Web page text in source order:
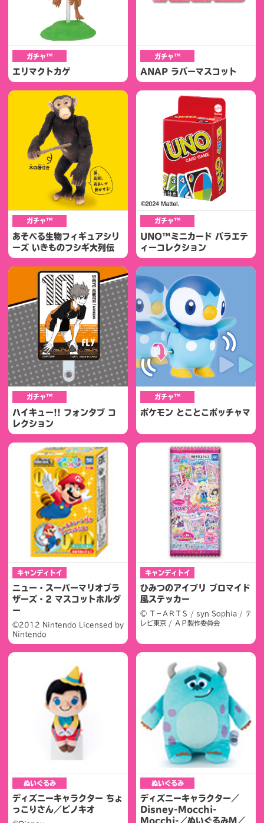
ガチャ™
エリマクトカゲ
ガチャ™
ANAP ラバーマスコット
ガチャ™
あそべる生物フィギュアシリ
ーズ いきものフシギ大列伝
ガチャ™
UNO™​ ミニカード バラエテ
ィーコレクション
ガチャ™
ハイキュー!! フォンタブ コ
レクション
ガチャ™
ポケモン とことこポッチャマ
キャンディトイ
ニュー・スーパーマリオブラ
ザーズ・2 マスコットホルダ
ー
©2012 Nintendo Licensed by
Nintendo
キャンディトイ
ひみつのアイプリ ブロマイド
風ステッカー
© Ｔ－ＡＲＴＳ / syn Sophia / テ
レビ東京 / ＡＰ製作委員会
ぬいぐるみ
ディズニーキャラクター ちょ
っこりさん／ピノキオ
ぬいぐるみ
ディズニーキャラクター／
Disney-Mocchi-
Mocchi-／ぬいぐるみＭ／